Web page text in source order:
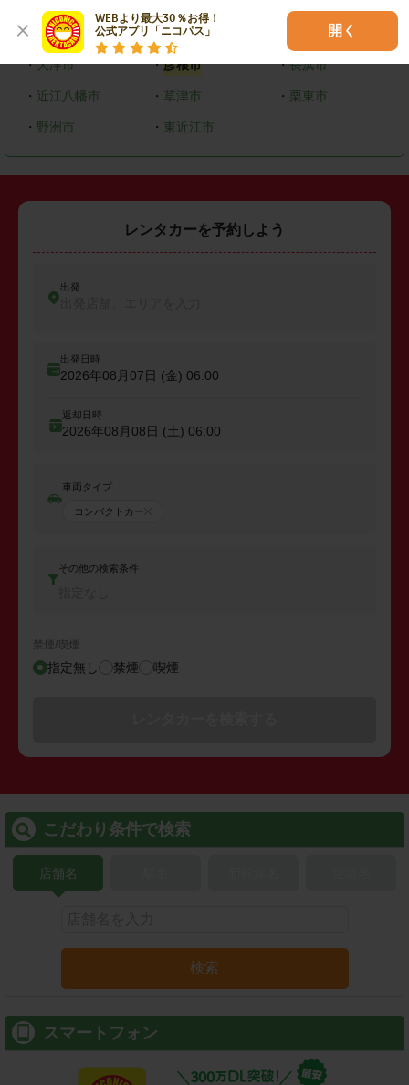
WEBより最大30％お得！
公式アプリ「ニコパス」
開く
滋賀県
・大津市 ・彦根市 ・長浜市
・ 近江八幡市 ・ 草津市 ・ 栗東市
・ 野洲市 ・ 東近江市
レンタカーを予約しよう
出発
出発日時
2026年08月07日 (金) 06:00
返却日時
2026年08月08日 (土) 06:00
車両タイプ
コンパクトカー
その他の検索条件
禁煙/喫煙
指定無し 禁煙 喫煙
こだわり条件で検索
店舗名
検索
スマートフォン